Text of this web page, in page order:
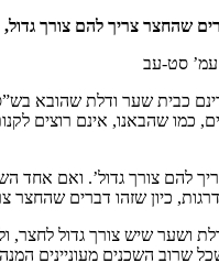
שהחצר צריך להם צורך גדול,
סט-עב
כבית שער ודלת שהובא
כמו שהבאנו, אינם רוצים
להם צורך גדול’. ואם אחד
כיון שזהו דברים
ושער שיש צורך גדול לחצר,
שרוב השכנים